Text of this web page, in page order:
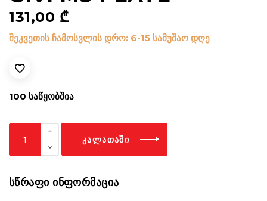
131,00 ₾
შეკვეთის ჩამოსვლის დრო: 6-15 სამუშაო დღე
100 ᲡᲐᲬᲧᲝᲑᲨᲘᲐ
რაოდენობა
ᲙᲐᲚᲐᲗᲐᲨᲘ
ᲡᲬᲠᲐᲤᲘ ᲘᲜᲤᲝᲠᲛᲐᲪᲘᲐ